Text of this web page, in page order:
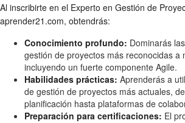
Al inscribirte en el Experto en Gestión de
aprender21.com, obtendrás:
Conocimiento profundo: Dominarás
gestión de proyectos más reconocidas a
incluyendo un fuerte componente Agile.
Habilidades prácticas: Aprenderás a
de gestión de proyectos más actuales,
planificación hasta plataformas de
Preparación para certificaciones: El